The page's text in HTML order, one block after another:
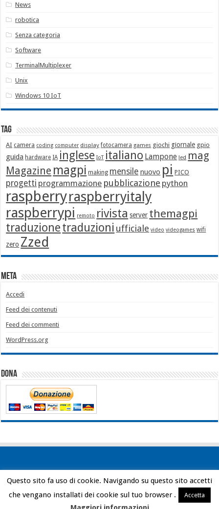
News
robotica
Senza categoria
Software
TerminalMultiplexer
Unix
Windows 10 IoT
Tag
AI camera coding computer display fotocamera games giochi giornale gpio
guida hardware IA inglese IoT italiano Lampone led mag
Magazine magpi making mensile nuovo pi PICO
progetti programmazione pubblicazione python
raspberryraspberryitaly
raspberrypi remoto rivista server themagpi
traduzionetraduzioni ufficiale video videogames wifi
zero Zzed
Meta
Accedi
Feed dei contenuti
Feed dei commenti
WordPress.org
Dona
Powered by WordPress| Designed by Bob Vann
© Copyright 2026, All Rights Reserved
Questo sito fa uso di cookie. Navigando su questo sito accetti
che vengano installati dei cookie sul tuo browser .
Accetta